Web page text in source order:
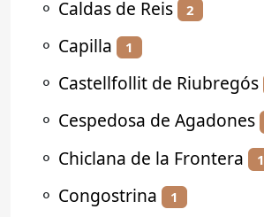
⚬ Caldas de Reis 2
⚬ Capilla 1
⚬ Castellfollit de Riubregós
⚬ Cespedosa de Agadones
⚬ Chiclana de la Frontera 1
⚬ Congostrina 1